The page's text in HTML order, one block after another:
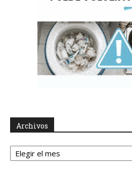
Archivos
Archivos